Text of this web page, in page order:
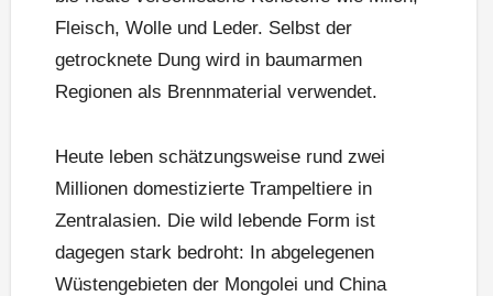
Fleisch, Wolle und Leder. Selbst der
getrocknete Dung wird in baumarmen
Regionen als Brennmaterial verwendet.
Heute leben schätzungsweise rund zwei
Millionen domestizierte Trampeltiere in
Zentralasien. Die wild lebende Form ist
dagegen stark bedroht: In abgelegenen
Wüstengebieten der Mongolei und China